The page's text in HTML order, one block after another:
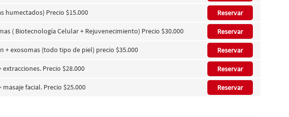
humectados) Precio $15.000 Reservar
( Biotecnología Celular + Rejuvenecimiento) Precio $30.000 Reservar
+ exosomas (todo tipo de piel) precio $35.000 Reservar
Precio $28.000 Reservar
facial. Precio $25.000 Reservar